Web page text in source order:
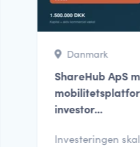
Danmark
ShareHub ApS
investor...
Investeringen